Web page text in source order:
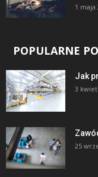
1 maja
POPULARNE
Jak
3
25